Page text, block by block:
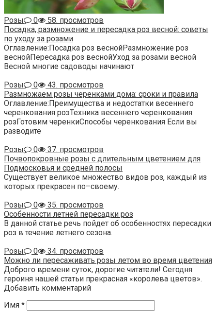
Розы 0
58. просмотров
Посадка, размножение и пересадка роз весной: советы
по уходу за розами
Оглавление:Посадка роз веснойРазмножение роз
веснойПересадка роз веснойУход за розами весной
Весной многие садоводы начинают
Розы
0
43. просмотров
Размножаем розы черенками дома: сроки и правила
Оглавление:Преимущества и недостатки весеннего
черенкования розТехника весеннего черенкования
розГотовим черенкиСпособы черенкования Если вы
разводите
Розы
0
37. просмотров
Почвопокровные розы с длительным цветением для
Подмосковья и средней полосы
Существует великое множество видов роз, каждый из
которых прекрасен по–своему.
Розы
0
35. просмотров
Особенности летней пересадки роз
В данной статье речь пойдет об особенностях пересадки
роз в течение летнего сезона.
Розы
0
34. просмотров
Можно ли пересаживать розы летом во время цветения
Доброго времени суток, дорогие читатели! Сегодня
героиня нашей статьи прекрасная «королева цветов».
Добавить комментарий
Имя *